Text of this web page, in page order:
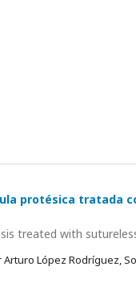
protésica tratada
treated with
López Rodríguez,